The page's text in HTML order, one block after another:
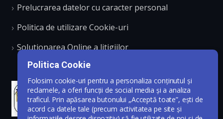
Prelucrarea datelor cu caracter personal
Politica de utilizare Cookie-uri
Solutionarea Online a litigiilor
Politica Cookie
Folosim cookie-uri pentru a personaliza conținutul și
reclamele, a oferi funcții de social media și a analiza
traficul. Prin apăsarea butonului „Acceptă toate”, ești de
acord ca datele tale (precum activitatea pe site și